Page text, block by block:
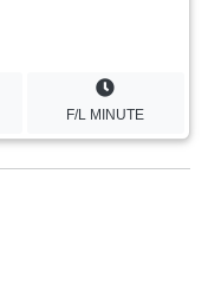
F/L MINUTE